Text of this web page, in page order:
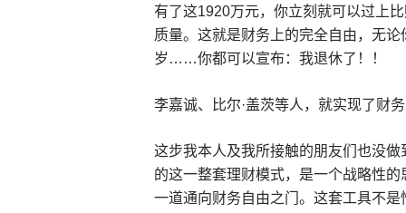
有了这1920万元，你立刻就可以过上
质量。这就是财务上的完全自由，无
岁……你都可以宣布：我退休了！！
李嘉诚、比尔·盖茨等人，就实现了财
这步我本人及我所接触的朋友们也没
的这一整套理财模式，是一个战略性
一道通向财务自由之门。这套工具不